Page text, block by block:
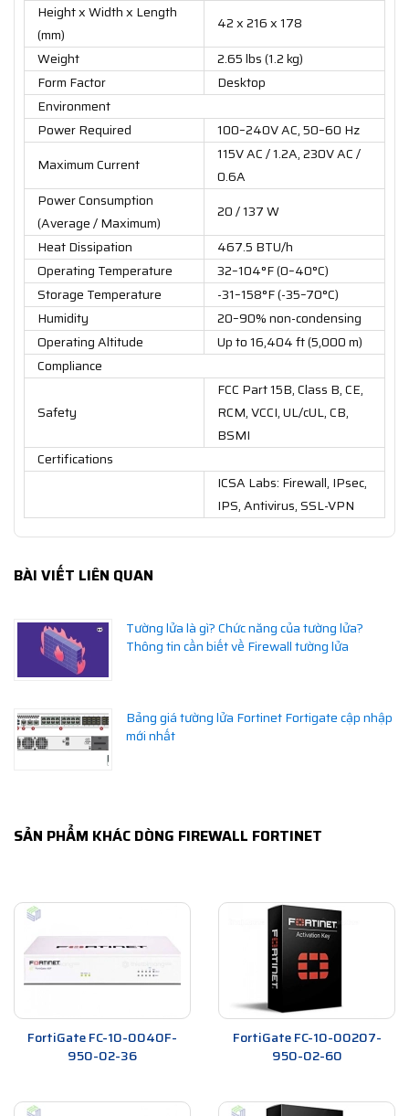
Height x Width x Length
(mm)
42 x 216 x 178
Weight
2.65 lbs (1.2 kg)
Form Factor
Desktop
Environment
Power Required
100–240V AC, 50–60 Hz
Maximum Current
115V AC / 1.2A, 230V AC /
0.6A
Power Consumption
(Average / Maximum)
20 / 137 W
Heat Dissipation
467.5 BTU/h
Operating Temperature
32–104°F (0–40°C)
Storage Temperature
-31–158°F (-35–70°C)
Humidity
20–90% non-condensing
Operating Altitude
Up to 16,404 ft (5,000 m)
Compliance
Safety
FCC Part 15B, Class B, CE,
RCM, VCCI, UL/cUL, CB,
BSMI
Certifications
ICSA Labs: Firewall, IPsec,
IPS, Antivirus, SSL-VPN
BÀI VIẾT LIÊN QUAN
Tường lửa là gì? Chức năng của tường lửa?
Thông tin cần biết về Firewall tường lửa
Bảng giá tường lửa Fortinet Fortigate cập nhập
mới nhất
SẢN PHẨM KHÁC DÒNG FIREWALL FORTINET
FortiGate FC-10-0040F-
950-02-36
FortiGate FC-10-00207-
950-02-60